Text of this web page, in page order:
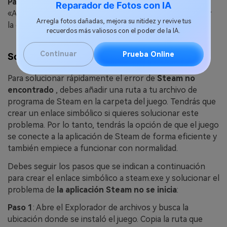
Reparador de Fotos con IA
Arregla fotos dañadas, mejora su nitidez y revive tus
recuerdos más valiosos con el poder de la IA.
Continuar Prueba Online
«Añadir uno». A continuación, debes volver a encender
la computadora.
Solución 3. Crear Symlink a Steam.exe
Para solucionar rápidamente el error de Steam no
encontrado , debes añadir una ruta a tu archivo de
programa de Steam en la carpeta del juego. Tendrás que
crear un enlace simbólico si quieres solucionar este
problema. Por lo tanto, tendrás la opción de que el juego
se conecte a la aplicación de Steam de forma eficiente y
también empiece a funcionar con normalidad.
Debes seguir los pasos que se indican a continuación
para crear el enlace simbólico a steam.exe y solucionar el
problema de la aplicación Steam no se inicia:
Paso 1 : Abre el Explorador de archivos y busca la
ubicación donde se instaló el juego. Copia la ruta que